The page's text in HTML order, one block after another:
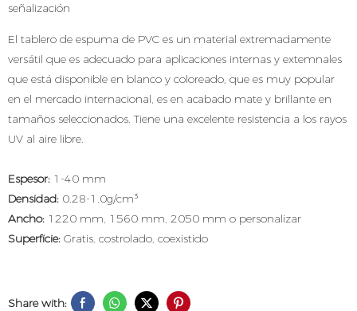
señalización
El tablero de espuma de PVC es un material extremadamente
versátil que es adecuado para aplicaciones internas y extemnales
que está disponible en blanco y coloreado, que es muy popular
en el mercado internacional, es en acabado mate y brillante en
tamaños seleccionados. Tiene una excelente resistencia a los rayos
UV al aire libre.
Espesor: 1-40 mm
Densidad: 0.28-1.0g/cm³
Ancho: 1220 mm, 1560 mm, 2050 mm o personalizar
Superficie: Gratis, costrolado, coexistido
Share with: